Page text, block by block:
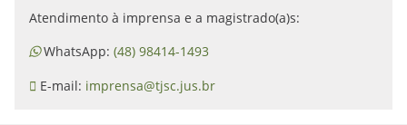
Atendimento à imprensa e a magistrado(a)s:
WhatsApp: (48) 98414-1493
E-mail: imprensa@tjsc.jus.br